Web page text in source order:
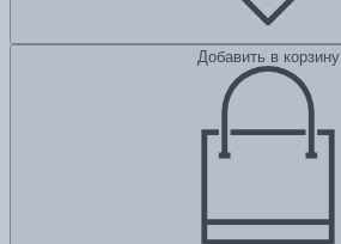
Добавить в корзину